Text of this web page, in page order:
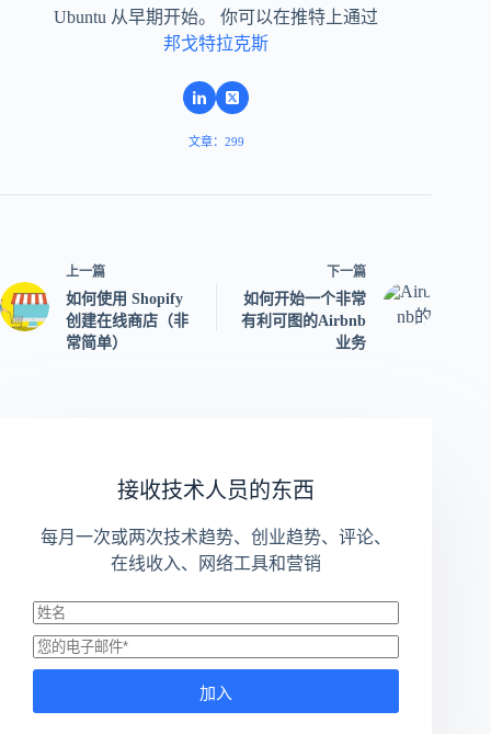
Ubuntu 从早期开始。 你可以在推特上通过
邦戈特拉克斯
文章：299
上一篇
如何使用 Shopify
创建在线商店（非
常简单）
下一篇
如何开始一个非常
有利可图的Airbnb
业务
接收技术人员的东西
每月一次或两次技术趋势、创业趋势、评论、
在线收入、网络工具和营销
加入